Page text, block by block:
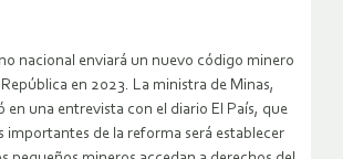
nacional enviará un nuevo código minero
en 2023. La ministra de Minas,
en una entrevista con el diario El País, que
importantes de la reforma será establecer